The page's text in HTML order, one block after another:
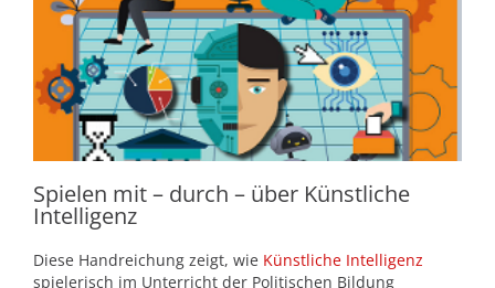
Spielen mit – durch – über Künstliche
Intelligenz
Diese Handreichung zeigt, wie Künstliche Intelligenz
spielerisch im Unterricht der Politischen Bildung